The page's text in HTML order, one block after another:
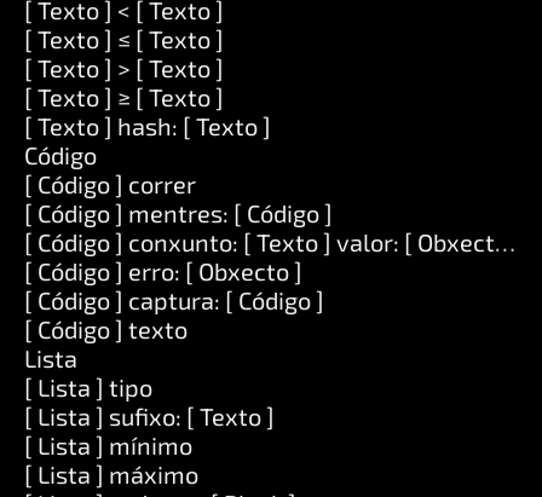
[ Texto ] < [ Texto ]
[ Texto ] ≤ [ Texto ]
[ Texto ] > [ Texto ]
[ Texto ] ≥ [ Texto ]
[ Texto ] hash: [ Texto ]
Código
[ Código ] correr
[ Código ] mentres: [ Código ]
[ Código ] conxunto: [ Texto ] valor: [ Obxecto ]
[ Código ] erro: [ Obxecto ]
[ Código ] captura: [ Código ]
[ Código ] texto
Lista
[ Lista ] tipo
[ Lista ] sufixo: [ Texto ]
[ Lista ] mínimo
[ Lista ] máximo